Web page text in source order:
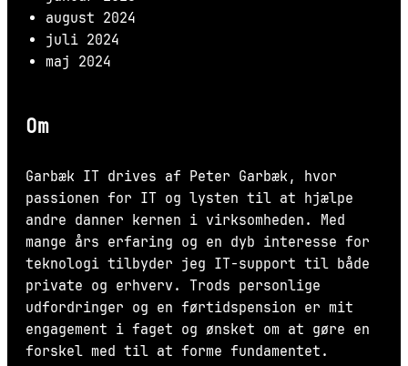
august 2024
juli 2024
maj 2024
Om
Garbæk IT drives af Peter Garbæk, hvor
passionen for IT og lysten til at hjælpe
andre danner kernen i virksomheden. Med
mange års erfaring og en dyb interesse for
teknologi tilbyder jeg IT-support til både
private og erhverv. Trods personlige
udfordringer og en førtidspension er mit
engagement i faget og ønsket om at gøre en
forskel med til at forme fundamentet.